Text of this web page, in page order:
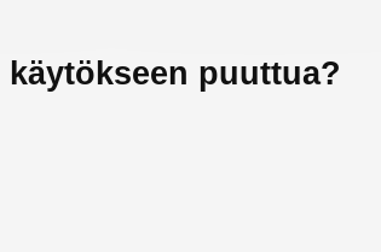
puuttua?